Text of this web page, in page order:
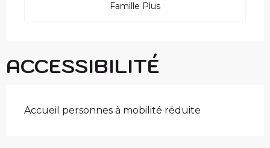
Famille Plus
ACCESSIBILITÉ
Accueil personnes à mobilité réduite